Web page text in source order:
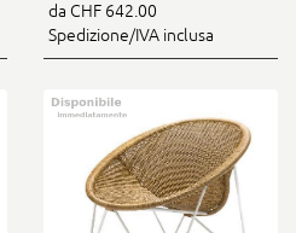
da CHF 642.00
Spedizione/IVA inclusa